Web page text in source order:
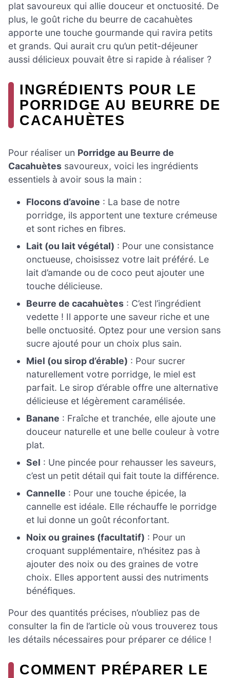
plat savoureux qui allie douceur et onctuosité. De
plus, le goût riche du beurre de cacahuètes
apporte une touche gourmande qui ravira petits
et grands. Qui aurait cru qu’un petit-déjeuner
aussi délicieux pouvait être si rapide à réaliser ?
INGRÉDIENTS POUR LE
PORRIDGE AU BEURRE DE
CACAHUÈTES
Pour réaliser un Porridge au Beurre de
Cacahuètes savoureux, voici les ingrédients
essentiels à avoir sous la main :
Flocons d’avoine : La base de notre
porridge, ils apportent une texture crémeuse
et sont riches en fibres.
Lait (ou lait végétal) : Pour une consistance
onctueuse, choisissez votre lait préféré. Le
lait d’amande ou de coco peut ajouter une
touche délicieuse.
Beurre de cacahuètes : C’est l’ingrédient
vedette ! Il apporte une saveur riche et une
belle onctuosité. Optez pour une version sans
sucre ajouté pour un choix plus sain.
Miel (ou sirop d’érable) : Pour sucrer
naturellement votre porridge, le miel est
parfait. Le sirop d’érable offre une alternative
délicieuse et légèrement caramélisée.
Banane : Fraîche et tranchée, elle ajoute une
douceur naturelle et une belle couleur à votre
plat.
Sel : Une pincée pour rehausser les saveurs,
c’est un petit détail qui fait toute la différence.
Cannelle : Pour une touche épicée, la
cannelle est idéale. Elle réchauffe le porridge
et lui donne un goût réconfortant.
Noix ou graines (facultatif) : Pour un
croquant supplémentaire, n’hésitez pas à
ajouter des noix ou des graines de votre
choix. Elles apportent aussi des nutriments
bénéfiques.
Pour des quantités précises, n’oubliez pas de
consulter la fin de l’article où vous trouverez tous
les détails nécessaires pour préparer ce délice !
COMMENT PRÉPARER LE